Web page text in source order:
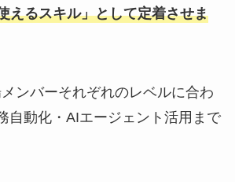
えるスキル」として定着させま
ンバーそれぞれのレベルに合わ
自動化・AIエージェント活用まで